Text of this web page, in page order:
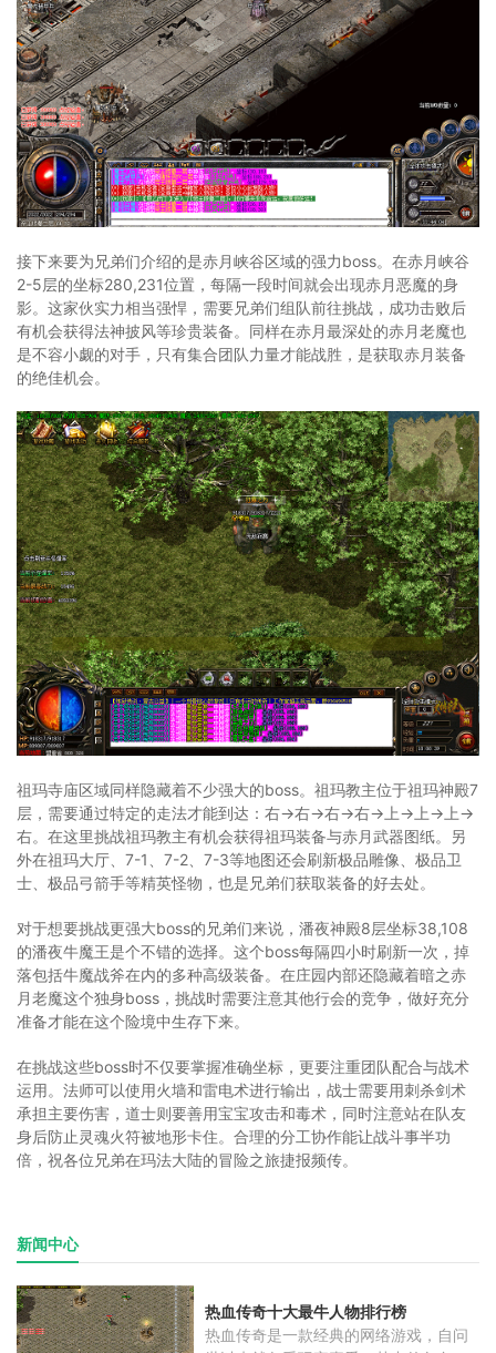
接下来要为兄弟们介绍的是赤月峡谷区域的强力boss。在赤月峡谷
2-5层的坐标280,231位置，每隔一段时间就会出现赤月恶魔的身
影。这家伙实力相当强悍，需要兄弟们组队前往挑战，成功击败后
有机会获得法神披风等珍贵装备。同样在赤月最深处的赤月老魔也
是不容小觑的对手，只有集合团队力量才能战胜，是获取赤月装备
的绝佳机会。
祖玛寺庙区域同样隐藏着不少强大的boss。祖玛教主位于祖玛神殿7
层，需要通过特定的走法才能到达：右→右→右→右→上→上→上→
右。在这里挑战祖玛教主有机会获得祖玛装备与赤月武器图纸。另
外在祖玛大厅、7-1、7-2、7-3等地图还会刷新极品雕像、极品卫
士、极品弓箭手等精英怪物，也是兄弟们获取装备的好去处。
对于想要挑战更强大boss的兄弟们来说，潘夜神殿8层坐标38,108
的潘夜牛魔王是个不错的选择。这个boss每隔四小时刷新一次，掉
落包括牛魔战斧在内的多种高级装备。在庄园内部还隐藏着暗之赤
月老魔这个独身boss，挑战时需要注意其他行会的竞争，做好充分
准备才能在这个险境中生存下来。
在挑战这些boss时不仅要掌握准确坐标，更要注重团队配合与战术
运用。法师可以使用火墙和雷电术进行输出，战士需要用刺杀剑术
承担主要伤害，道士则要善用宝宝攻击和毒术，同时注意站在队友
身后防止灵魂火符被地形卡住。合理的分工协作能让战斗事半功
倍，祝各位兄弟在玛法大陆的冒险之旅捷报频传。
新闻中心
热血传奇十大最牛人物排行榜
热血传奇是一款经典的网络游戏，自问